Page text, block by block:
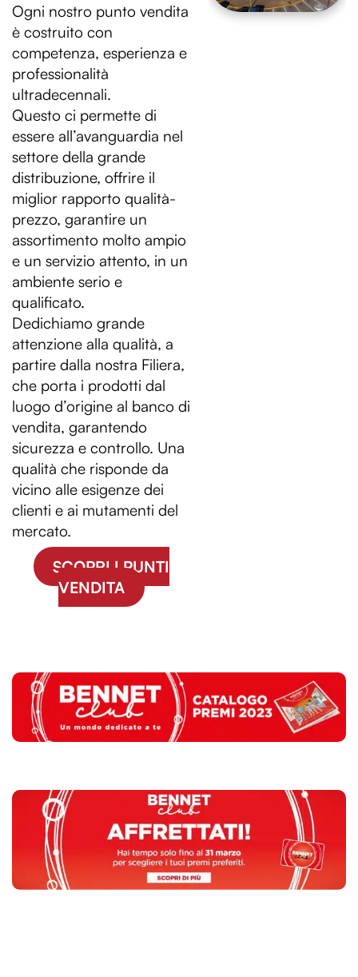
Ogni nostro punto vendita
è costruito con
competenza, esperienza e
professionalità
ultradecennali.
Questo ci permette di
essere all’avanguardia nel
settore della grande
distribuzione, offrire il
miglior rapporto qualità-
prezzo, garantire un
assortimento molto ampio
e un servizio attento, in un
ambiente serio e
qualificato.
Dedichiamo grande
attenzione alla qualità, a
partire dalla nostra Filiera,
che porta i prodotti dal
luogo d’origine al banco di
vendita, garantendo
sicurezza e controllo. Una
qualità che risponde da
vicino alle esigenze dei
clienti e ai mutamenti del
mercato.
SCOPRI I PUNTI
VENDITA